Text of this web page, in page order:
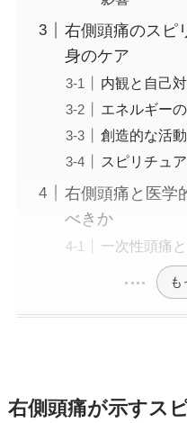
右側頭痛のスピ
身のケア
内観と自己
エネルギー
創造的な活
スピリチュ
右側頭痛と医学
べきか
一次性頭痛
も
右側頭痛が示すス